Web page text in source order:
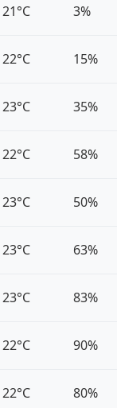
21°C 3%
22°C 15%
23°C 35%
22°C 58%
23°C 50%
23°C 63%
23°C 83%
22°C 90%
22°C 80%